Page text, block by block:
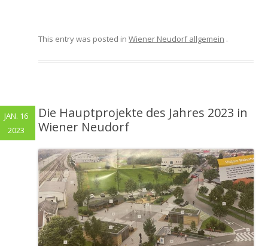
This entry was posted in Wiener Neudorf allgemein .
Die Hauptprojekte des Jahres 2023 in
Wiener Neudorf
JAN. 16
2023